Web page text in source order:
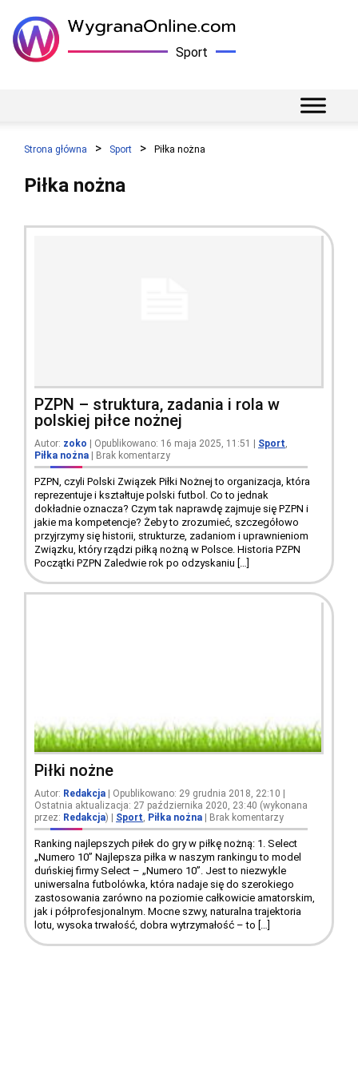
Sport
Strona główna Sport Piłka nożna
Piłka nożna
PZPN – struktura, zadania i rola w
polskiej piłce nożnej
Autor: zoko | Opublikowano: 16 maja 2025, 11:51 | Sport
Piłka nożna | Brak komentarzy
PZPN, czyli Polski Związek Piłki Nożnej to organizacja, która
reprezentuje i kształtuje polski futbol. Co to jednak
dokładnie oznacza? Czym tak naprawdę zajmuje się PZPN i
jakie ma kompetencje? Żeby to zrozumieć, szczegółowo
przyjrzymy się historii, strukturze, zadaniom i uprawnieniom
Związku, który rządzi piłką nożną w Polsce. Historia PZPN
Początki PZPN Zaledwie rok po odzyskaniu […]
Piłki nożne
Autor: Redakcja | Opublikowano: 29 grudnia 2018, 22:10 |
Ostatnia aktualizacja: 27 października 2020, 23:40 (wykonana
przez: Redakcja) Sport, Piłka nożna Brak komentarzy
Ranking najlepszych piłek do gry w piłkę nożną: 1. Select
„Numero 10” Najlepsza piłka w naszym rankingu to model
duńskiej firmy Select – „Numero 10”. Jest to niezwykle
uniwersalna futbolówka, która nadaje się do szerokiego
zastosowania zarówno na poziomie całkowicie amatorskim,
jak i półprofesjonalnym. Mocne szwy, naturalna trajektoria
lotu, wysoka trwałość, dobra wytrzymałość – to […]